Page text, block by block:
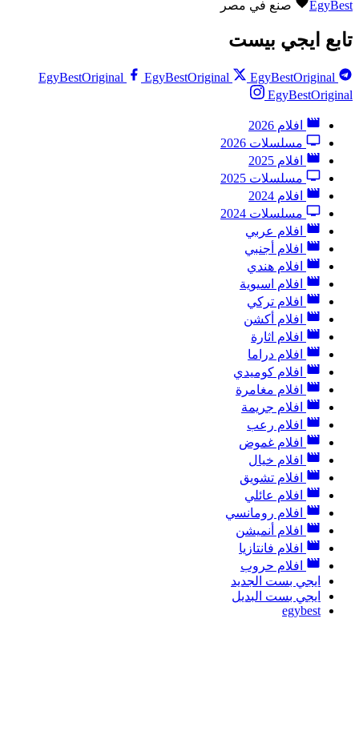
EgyBest
صنع في مصر
تابع ايجي بيست
EgyBestOriginal EgyBestOriginal
EgyBestOriginal
EgyBestOriginal
افلام 2026
مسلسلات 2026
افلام 2025
مسلسلات 2025
افلام 2024
مسلسلات 2024
افلام عربي
افلام أجنبي
افلام هندي
افلام اسيوية
افلام تركي
افلام أكشن
افلام اثارة
افلام دراما
افلام كوميدي
افلام مغامرة
افلام جريمة
افلام رعب
افلام غموض
افلام خيال
افلام تشويق
افلام عائلي
افلام رومانسي
افلام أنميشن
افلام فانتازيا
افلام حروب
ايجي بست الجديد
ايجي بست البديل
egybest